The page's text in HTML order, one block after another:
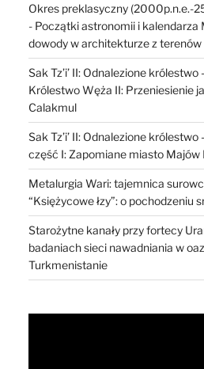
Okres preklasyczny (2000p.n.e.-
- Początki astronomii i kalendarza
dowody w architekturze z
Sak Tz’i’ II: Odnalezione
Królestwo Węża II: Przeniesienie
Calakmul
Sak Tz’i’ II: Odnalezione
część I: Zapomiane miasto Majów
Metalurgia Wari: tajemnica
“Księżycowe łzy”: o pochodzeniu
Starożytne kanały przy fortecy
badaniach sieci nawadniania w
Turkmenistanie